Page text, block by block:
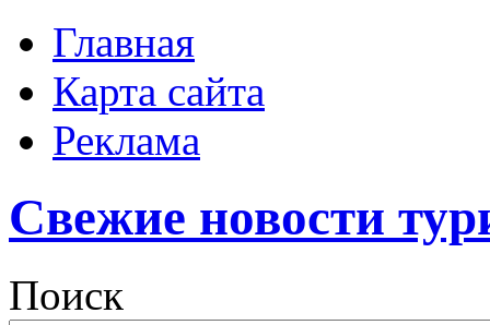
Главная
Карта сайта
Реклама
Свежие новости
Поиск